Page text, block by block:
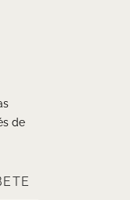
de